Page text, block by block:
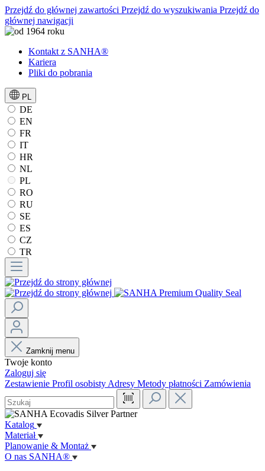
Przejdź do głównej zawartości Przejdź do wyszukiwania Przejdź do
głównej nawigacji
Kontakt z SANHA®
Kariera
Pliki do pobrania
PL
DE
EN
FR
IT
HR
NL
PL
RO
RU
SE
ES
CZ
TR
Zamknij menu
Twoje konto
Zaloguj się
Zestawienie Profil osobisty Adresy Metody płatności Zamówienia
Katalog
Materiał
Planowanie & Montaż
O nas SANHA®